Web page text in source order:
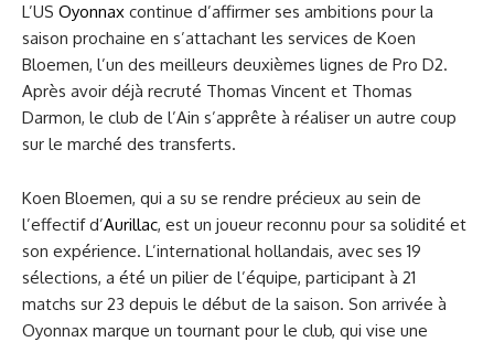
L’US Oyonnax continue d’affirmer ses ambitions pour la
saison prochaine en s’attachant les services de Koen
Bloemen, l’un des meilleurs deuxièmes lignes de Pro D2.
Après avoir déjà recruté Thomas Vincent et Thomas
Darmon, le club de l’Ain s’apprête à réaliser un autre coup
sur le marché des transferts.
Koen Bloemen, qui a su se rendre précieux au sein de
l’effectif d’Aurillac, est un joueur reconnu pour sa solidité et
son expérience. L’international hollandais, avec ses 19
sélections, a été un pilier de l’équipe, participant à 21
matchs sur 23 depuis le début de la saison. Son arrivée à
Oyonnax marque un tournant pour le club, qui vise une